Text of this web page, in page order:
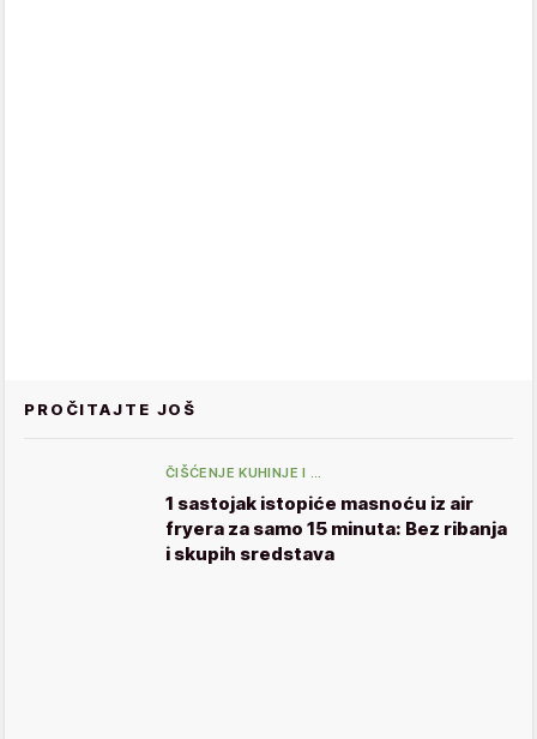
PROČITAJTE JOŠ
ČIŠĆENJE KUHINJE I …
1 sastojak istopiće masnoću iz air
fryera za samo 15 minuta: Bez ribanja
i skupih sredstava